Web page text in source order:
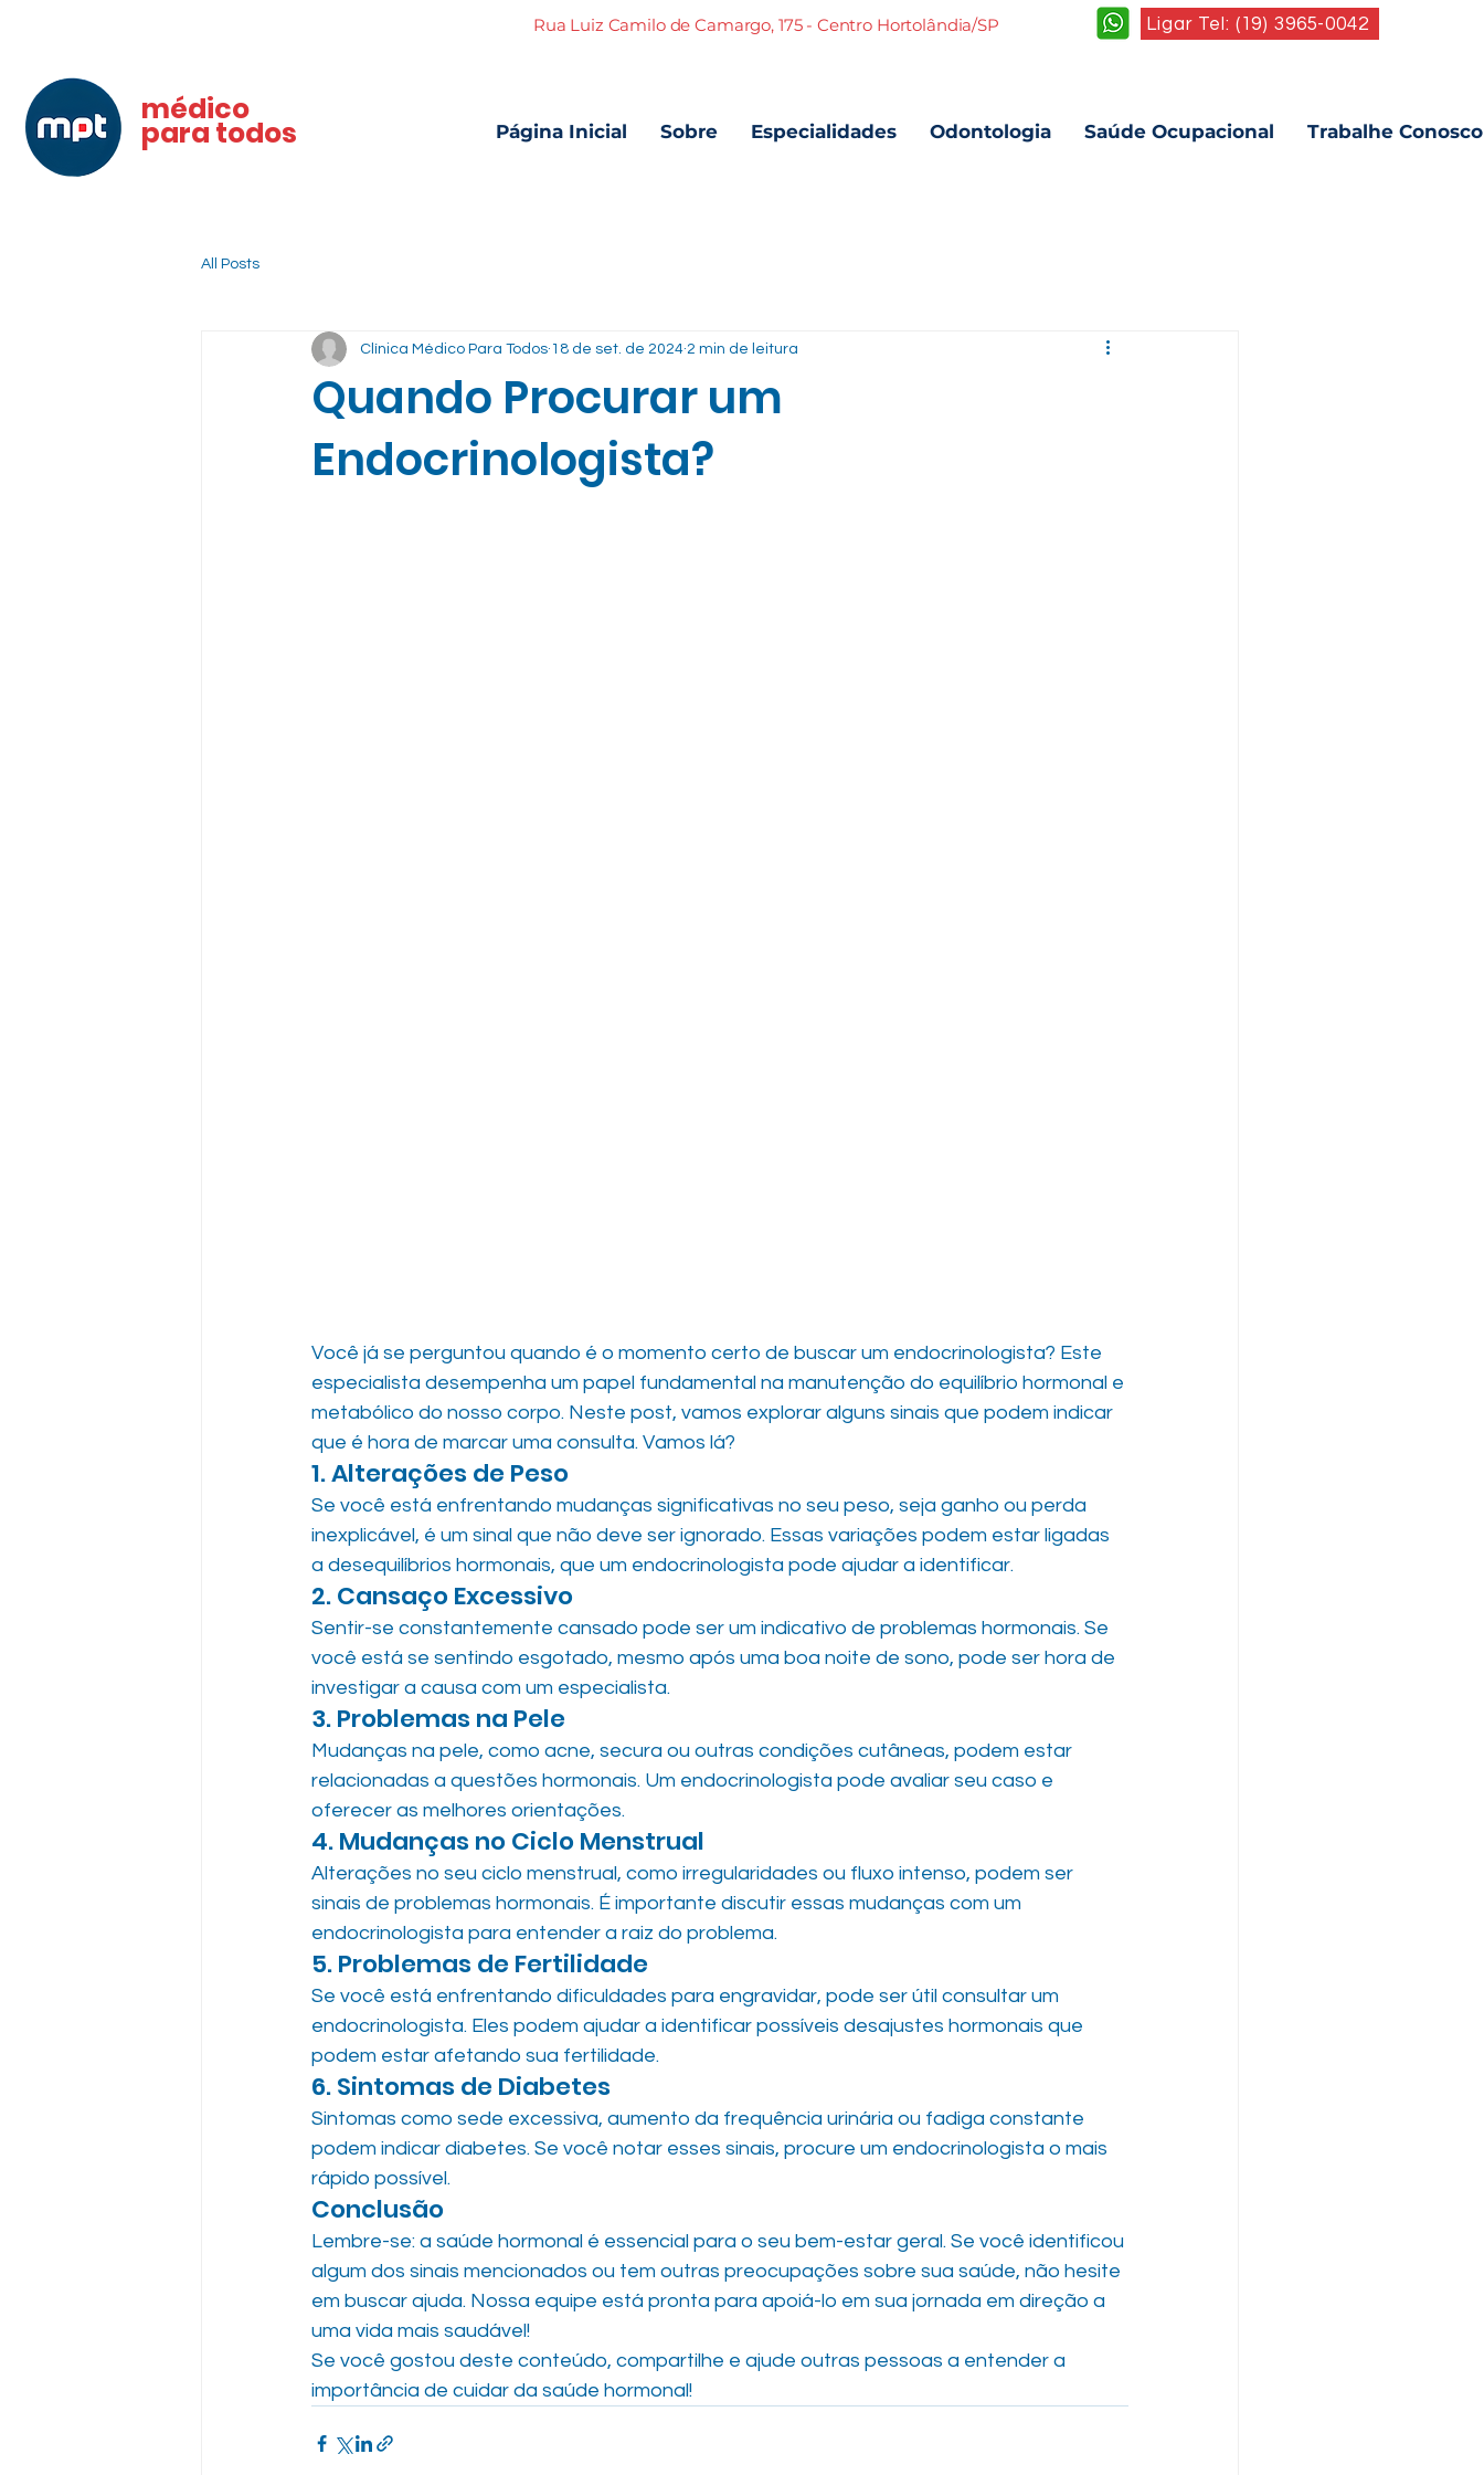
Rua Luiz Camilo de Camargo, 175 - Centro Hortolândia/SP Ligar Tel: (19) 3965-0042
médico
para todos Página Inicial Sobre Especialidades Odontologia Saúde Ocupacional Trabalhe Conosco
All Posts
Quando Procurar um
Endocrinologista?
Clínica Médico Para Todos 18 de set. de 2024 2 min de leitura
Você já se perguntou quando é o momento certo de buscar um endocrinologista? Este
especialista desempenha um papel fundamental na manutenção do equilíbrio hormonal e
metabólico do nosso corpo. Neste post, vamos explorar alguns sinais que podem indicar
que é hora de marcar uma consulta. Vamos lá?
1. Alterações de Peso
Se você está enfrentando mudanças significativas no seu peso, seja ganho ou perda
inexplicável, é um sinal que não deve ser ignorado. Essas variações podem estar ligadas
a desequilíbrios hormonais, que um endocrinologista pode ajudar a identificar.
2. Cansaço Excessivo
Sentir-se constantemente cansado pode ser um indicativo de problemas hormonais. Se
você está se sentindo esgotado, mesmo após uma boa noite de sono, pode ser hora de
investigar a causa com um especialista.
3. Problemas na Pele
Mudanças na pele, como acne, secura ou outras condições cutâneas, podem estar
relacionadas a questões hormonais. Um endocrinologista pode avaliar seu caso e
oferecer as melhores orientações.
4. Mudanças no Ciclo Menstrual
Alterações no seu ciclo menstrual, como irregularidades ou fluxo intenso, podem ser
sinais de problemas hormonais. É importante discutir essas mudanças com um
endocrinologista para entender a raiz do problema.
5. Problemas de Fertilidade
Se você está enfrentando dificuldades para engravidar, pode ser útil consultar um
endocrinologista. Eles podem ajudar a identificar possíveis desajustes hormonais que
podem estar afetando sua fertilidade.
6. Sintomas de Diabetes
Sintomas como sede excessiva, aumento da frequência urinária ou fadiga constante
podem indicar diabetes. Se você notar esses sinais, procure um endocrinologista o mais
rápido possível.
Conclusão
Lembre-se: a saúde hormonal é essencial para o seu bem-estar geral. Se você identificou
algum dos sinais mencionados ou tem outras preocupações sobre sua saúde, não hesite
em buscar ajuda. Nossa equipe está pronta para apoiá-lo em sua jornada em direção a
uma vida mais saudável!
Se você gostou deste conteúdo, compartilhe e ajude outras pessoas a entender a
importância de cuidar da saúde hormonal!